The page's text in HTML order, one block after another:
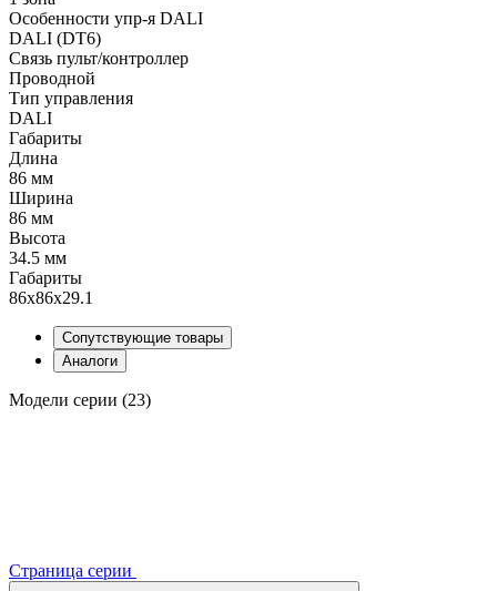
Особенности упр-я DALI
DALI (DT6)
Связь пульт/контроллер
Проводной
Тип управления
DALI
Габариты
Длина
86 мм
Ширина
86 мм
Высота
34.5 мм
Габариты
86x86x29.1
Сопутствующие товары
Аналоги
Модели серии (23)
Страница серии